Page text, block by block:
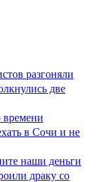
разгоняли
две
в Сочи и не
наши деньги
драку со